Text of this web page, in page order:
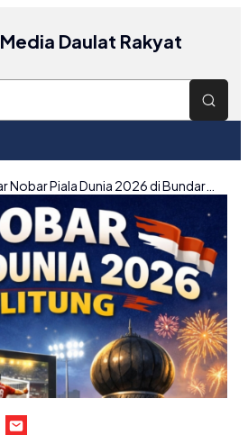
Media Daulat Rakyat